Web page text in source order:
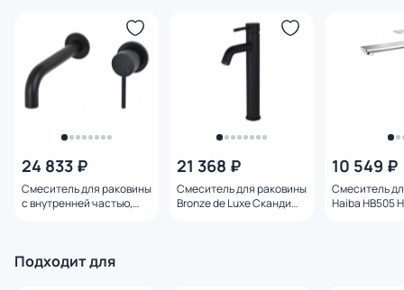
24 833 ₽
Смеситель для раковины
с внутренней частью,
21 368 ₽
Смеситель для раковины
Bronze de Luxe Сканди
10 549 ₽
Смеситель
Haiba HB505
Подходит для